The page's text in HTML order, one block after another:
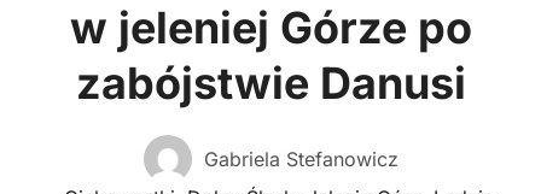
w jeleniej Górze po
zabójstwie Danusi
Gabriela Stefanowicz